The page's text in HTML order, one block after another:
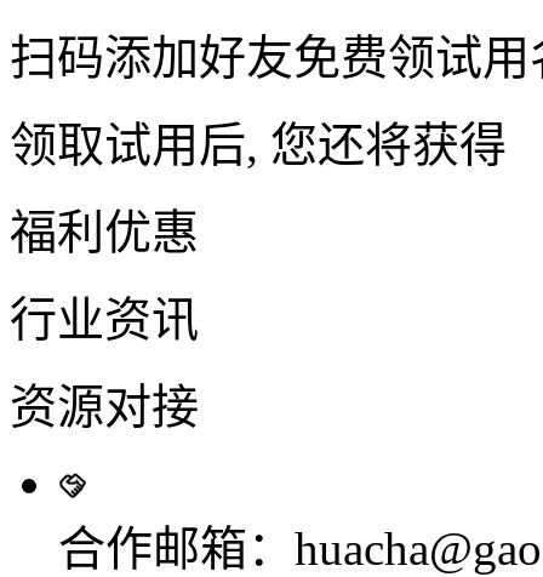
扫码添加好友免费领试用
领取试用后, 您还将获得
福利优惠
行业资讯
资源对接
合作邮箱：